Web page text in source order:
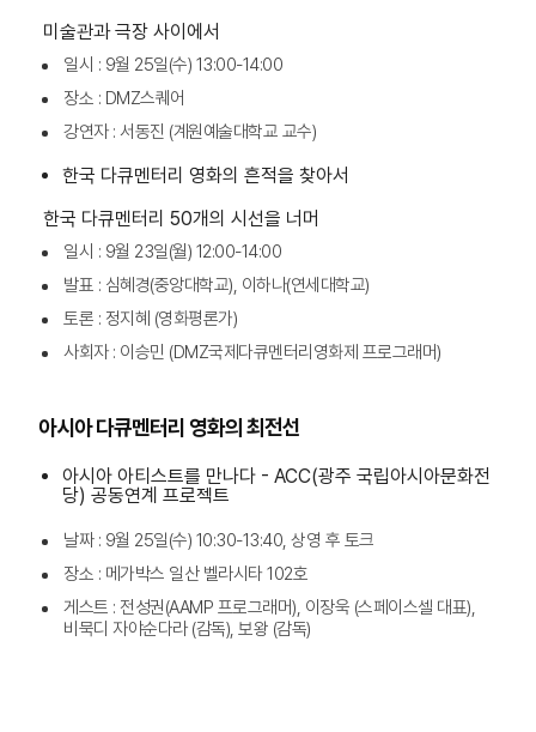
미술관과 극장 사이에서
일시 : 9월 25일(수) 13:00-14:00
장소 : DMZ스퀘어
강연자 : 서동진 (계원예술대학교 교수)
한국 다큐멘터리 영화의 흔적을 찾아서
한국 다큐멘터리 50개의 시선을 너머
일시 : 9월 23일(월) 12:00-14:00
발표 : 심혜경(중앙대학교), 이하나(연세대학교)
토론 : 정지혜 (영화평론가)
사회자 : 이승민 (DMZ국제다큐멘터리영화제 프로그래머)
아시아 다큐멘터리 영화의 최전선
아시아 아티스트를 만나다 - ACC(광주 국립아시아문화전
당) 공동연계 프로젝트
날짜 : 9월 25일(수) 10:30-13:40, 상영 후 토크
장소 : 메가박스 일산 벨라시타 102호
게스트 : 전성권(AAMP 프로그래머), 이장욱 (스페이스셀 대표),
비묵디 자야순다라 (감독), 보왕 (감독)